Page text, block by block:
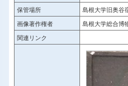
保管場所
島根大学旧奥谷
画像著作権者
島根大学総合博
関連リンク